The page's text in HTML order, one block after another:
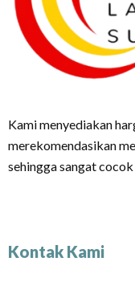
Kami menyediakan
merekomendasikan
sehingga sangat
Kontak Kami